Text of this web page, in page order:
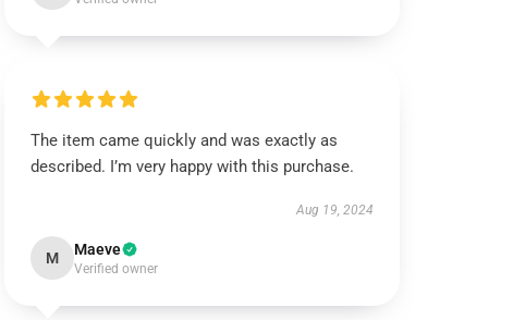
The item came quickly and was exactly as
described. I’m very happy with this purchase.
Aug 19, 2024
M Maeve
Verified owner